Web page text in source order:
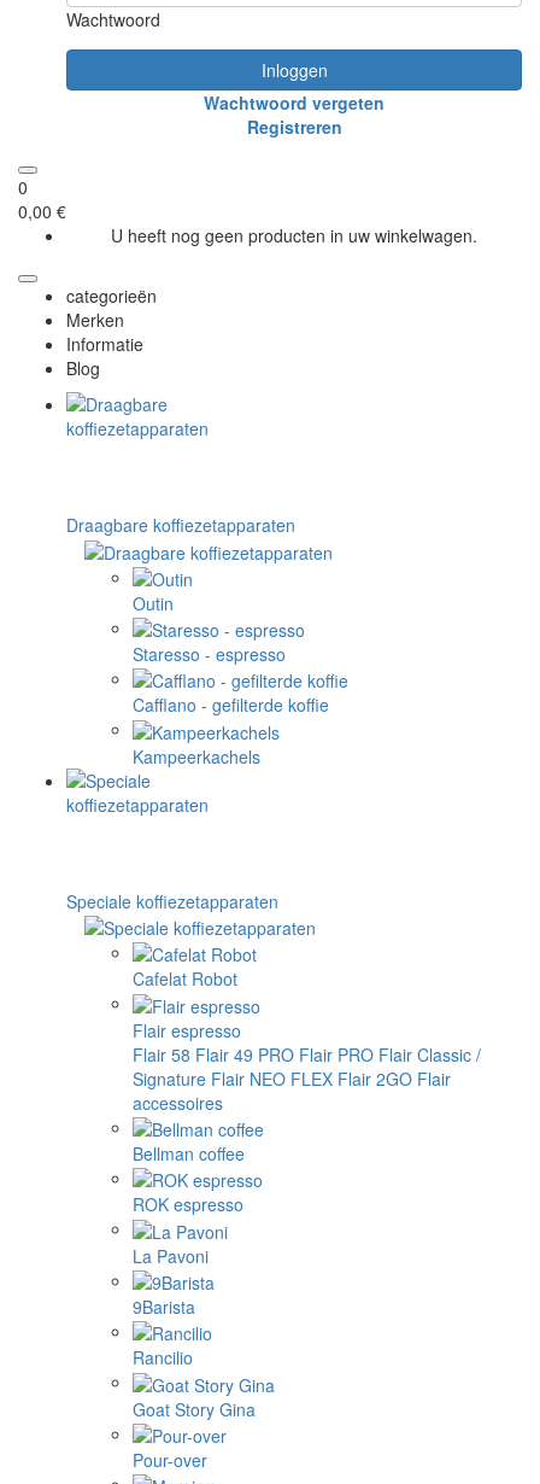
Wachtwoord
Inloggen
Wachtwoord vergeten
Registreren
0
0,00 €
U heeft nog geen producten in uw winkelwagen.
categorieën
Merken
Informatie
Blog
Draagbare koffiezetapparaten
Outin
Staresso - espresso
Cafflano - gefilterde koffie
Kampeerkachels
Speciale koffiezetapparaten
Cafelat Robot
Flair espresso
Flair 58 Flair 49 PRO Flair PRO Flair Classic /
Signature Flair NEO FLEX Flair 2GO Flair
accessoires
Bellman coffee
ROK espresso
La Pavoni
9Barista
Rancilio
Goat Story Gina
Pour-over